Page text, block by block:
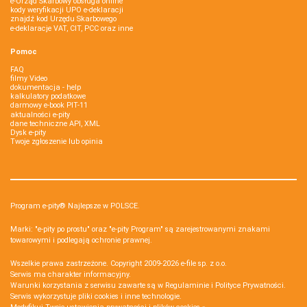
kody weryfikacji UPO e-deklaracji
znajdź kod Urzędu Skarbowego
e-deklaracje VAT, CIT, PCC oraz inne
Pomoc
FAQ
filmy Video
dokumentacja - help
kalkulatory podatkowe
darmowy e-book PIT-11
aktualności e-pity
dane techniczne API, XML
Dysk e-pity
Twoje zgłoszenie lub opinia
Program e-pity® Najlepsze w POLSCE.
Marki: "e-pity po prostu" oraz "e-pity Program" są zarejestrowanymi znakami
towarowymi i podlegają ochronie prawnej.
Wszelkie prawa zastrzeżone. Copyright 2009-2026 e-file sp. z o.o.
Serwis ma charakter informacyjny.
Warunki korzystania z serwisu zawarte są w Regulaminie i Polityce Prywatności.
Serwis wykorzystuje pliki cookies i inne technologie.